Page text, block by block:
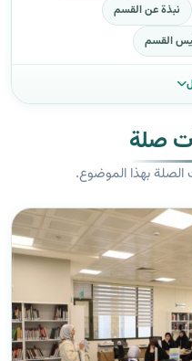
نبذة عن القسم
القسم
صلة
الصلة بهذا الموضوع.